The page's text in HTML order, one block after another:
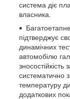
система діє
власника.
підтверджує
динамічних
автомобілю
систематично
температуру
додаткових